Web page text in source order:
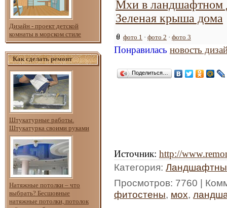
Дизайн - проект детской
комнаты в морском стиле
Как сделать ремонт
Штукатурные работы.
Штукатурка своими руками
Натяжные потолки – что
выбрать? Бесшовные
натяжные потолки, потолок
Мхи в ландшафтном
Зеленая крыша дома
фото 1 · фото 2 · фото 3
Понравилась новость
Поделиться…
Источник: http://
Категория:
Просмотров: 7760 |
фитостены, мох,